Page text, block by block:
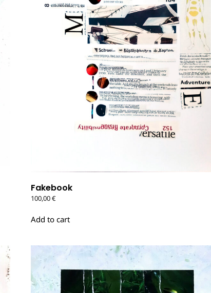
Fakebook
100,00€
Add to cart